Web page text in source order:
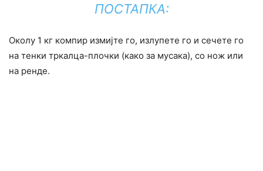
ПОСТАПКА:
Околу 1 кг компир измијте го, излупете го и сечете го
на тенки тркалца-плочки (како за мусака), со нож или
на ренде.